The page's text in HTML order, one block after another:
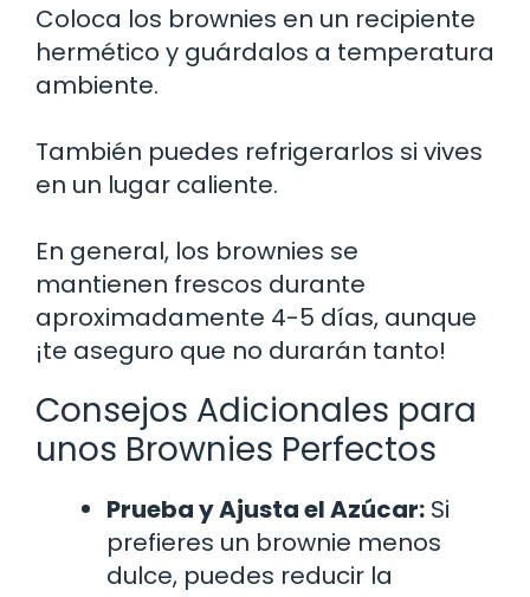
Coloca los brownies en un recipiente
hermético y guárdalos a temperatura
ambiente.
También puedes refrigerarlos si vives
en un lugar caliente.
En general, los brownies se
mantienen frescos durante
aproximadamente 4-5 días, aunque
¡te aseguro que no durarán tanto!
Consejos Adicionales para
unos Brownies Perfectos
Prueba y Ajusta el Azúcar: Si
prefieres un brownie menos
dulce, puedes reducir la